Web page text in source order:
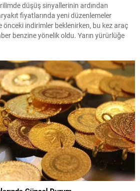
düşüş sinyallerinin ardından
fiyatlarında yeni düzenlemeler
indirimler beklenirken, bu kez araç
benzine yönelik oldu. Yarın yürürlüğe
kapsamında benzinin litre fiyatında
yapılması planlanıyor. Ancak son